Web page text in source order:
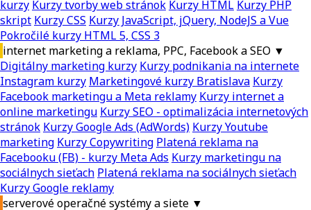
kurzy Kurzy tvorby web stránok Kurzy HTML Kurzy PHP
skript Kurzy CSS Kurzy JavaScript, jQuery, NodeJS a Vue
Pokročilé kurzy HTML 5, CSS 3
internet marketing a reklama, PPC, Facebook a SEO ▼
Digitálny marketing kurzy Kurzy podnikania na internete
Instagram kurzy Marketingové kurzy Bratislava Kurzy
Facebook marketingu a Meta reklamy Kurzy internet a
online marketingu Kurzy SEO - optimalizácia internetových
stránok Kurzy Google Ads (AdWords) Kurzy Youtube
marketing Kurzy Copywriting Platená reklama na
Facebooku (FB) - kurzy Meta Ads Kurzy marketingu na
sociálnych sieťach Platená reklama na sociálnych sieťach
Kurzy Google reklamy
serverové operačné systémy a siete ▼